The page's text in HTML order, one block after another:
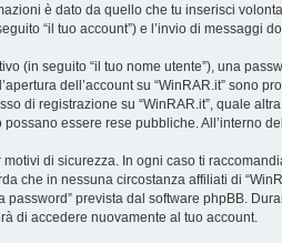
è dato da quello che tu inserisci
“il tuo account”) e l’invio di messaggi
(in seguito “il tuo nome utente”), una
dell’account su “WinRAR.it”
di registrazione su “WinRAR.it”, quale
essere rese pubbliche. All’interno
di sicurezza. In ogni caso ti
che in nessuna circostanza affiliati di
password” prevista dal software phpBB.
di accedere nuovamente al tuo account.